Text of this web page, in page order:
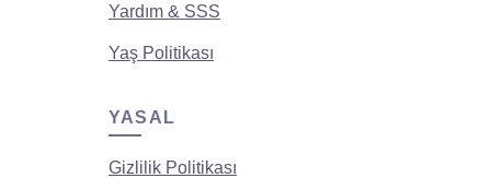
Yardım & SSS
Yaş Politikası
YASAL
Gizlilik Politikası